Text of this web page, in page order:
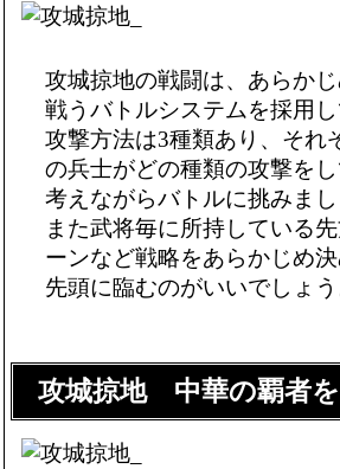
攻城掠地の戦闘は、あらか
戦うバトルシステムを採用し
攻撃方法は3種類あり、それ
の兵士がどの種類の攻撃を
考えながらバトルに挑みまし
また武将毎に所持している
ーンなど戦略をあらかじめ
先頭に臨むのがいいでしょう
攻城掠地 中華の覇者を